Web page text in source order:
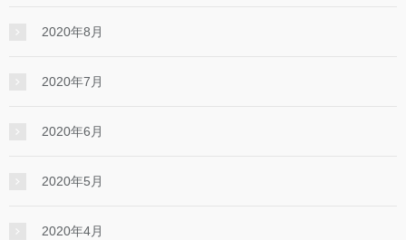
2020年8月
2020年7月
2020年6月
2020年5月
2020年4月